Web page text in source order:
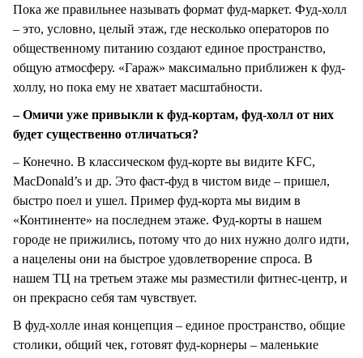
Пока же правильнее называть формат фуд-маркет. Фуд-холл
– это, условно, целый этаж, где несколько операторов по
общественному питанию создают единое пространство,
общую атмосферу. «Гараж» максимально приближен к фуд-
холлу, но пока ему не хватает масштабности.
– Омичи уже привыкли к фуд-кортам, фуд-холл от них
будет существенно отличаться?
– Конечно. В классическом фуд-корте вы видите KFC,
MacDonald’s и др. Это фаст-фуд в чистом виде – пришел,
быстро поел и ушел. Пример фуд-корта мы видим в
«Континенте» на последнем этаже. Фуд-корты в нашем
городе не прижились, потому что до них нужно долго идти,
а нацелены они на быстрое удовлетворение спроса. В
нашем ТЦ на третьем этаже мы разместили фитнес-центр, и
он прекрасно себя там чувствует.
В фуд-холле иная концепция – единое пространство, общие
столики, общий чек, готовят фуд-корнеры – маленькие